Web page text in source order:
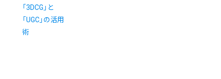
「3DCG」と
「UGC」の活用
術